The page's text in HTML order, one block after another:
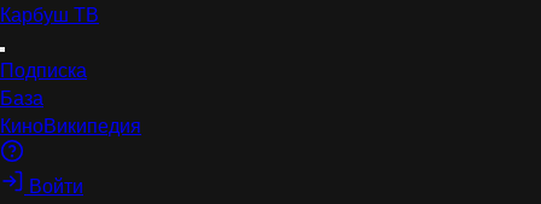
Карбуш ТВ
Подписка
База
КиноВикипедия
Войти